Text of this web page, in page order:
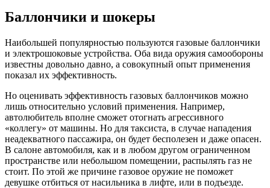
Баллончики и шокеры
Наибольшей популярностью пользуются газовые баллончики
и электрошоковые устройства. Оба вида оружия самообороны
известны довольно давно, а совокупный опыт применения
показал их эффективность.
Но оценивать эффективность газовых баллончиков можно
лишь относительно условий применения. Например,
автолюбитель вполне сможет отогнать агрессивного
«коллегу» от машины. Но для таксиста, в случае нападения
неадекватного пассажира, он будет бесполезен и даже опасен.
В салоне автомобиля, как и в любом другом ограниченном
пространстве или небольшом помещении, распылять газ не
стоит. По этой же причине газовое оружие не поможет
девушке отбиться от насильника в лифте, или в подъезде.